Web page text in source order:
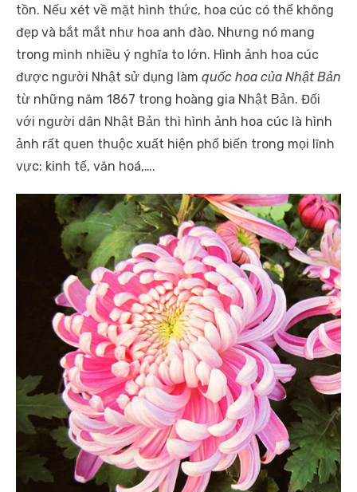
tồn. Nếu xét về mặt hình thức, hoa cúc có thể không
đẹp và bắt mắt như hoa anh đào. Nhưng nó mang
trong mình nhiều ý nghĩa to lớn. Hình ảnh hoa cúc
được người Nhật sử dụng làm quốc hoa của Nhật Bản
từ những năm 1867 trong hoàng gia Nhật Bản. Đối
với người dân Nhật Bản thì hình ảnh hoa cúc là hình
ảnh rất quen thuộc xuất hiện phổ biến trong mọi lĩnh
vực: kinh tế, văn hoá,….